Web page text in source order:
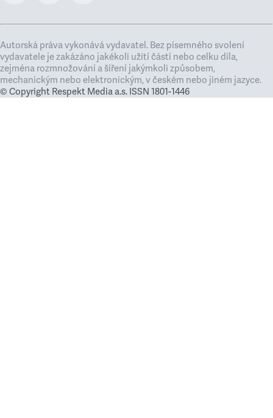
Autorská práva vykonává vydavatel. Bez písemného svolení
vydavatele je zakázáno jakékoli užití částí nebo celku díla,
zejména rozmnožování a šíření jakýmkoli způsobem,
mechanickým nebo elektronickým, v českém nebo jiném jazyce.
© Copyright Respekt Media a.s. ISSN 1801-1446